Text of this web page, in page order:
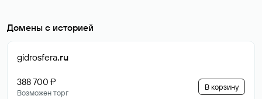
Домены с историей
gidrosfera.ru
388 700 ₽
Возможен торг
В корзину